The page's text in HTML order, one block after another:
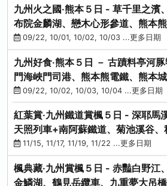
九州火之國‧熊本５日 - 草千里之濱
布院金麟湖、戀木心形參道、熊本
獄蒸DIY
09/22, 10/01, 10/02, 10/03 ...更多日期
九州好食‧熊本５日 － 古蹟料亭河
門海峽門司港、熊本熊電鐵、熊本
09/22, 10/02, 10/03, 10/04 ...更多日期
紅葉賞‧九州鐵道賞楓５日 - 深耶馬
天照列車+南阿蘇鐵道、菊池溪谷、
滿宮、竈門神社
11/15, 11/17, 11/19, 11/22 ...更多日期
楓典藏‧九州賞楓５日 - 赤豔白野江
金鱗湖、鶴見岳纜車、九重夢大吊